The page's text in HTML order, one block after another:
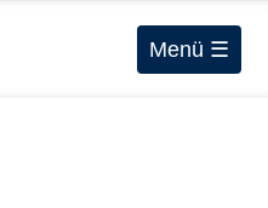
Menü ☰